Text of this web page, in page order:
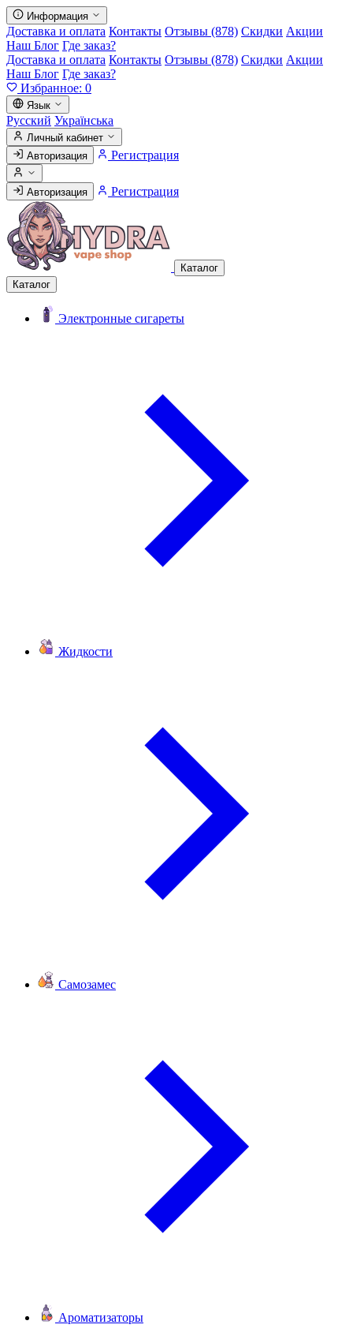
Информация
Доставка и оплата Контакты Отзывы (878) Скидки Акции
Наш Блог Где заказ?
Доставка и оплата Контакты Отзывы (878) Скидки Акции
Наш Блог Где заказ?
Избранное: 0
Язык
Русский Українська
Личный кабинет
Авторизация
Регистрация
Авторизация Регистрация
Каталог
Каталог
Электронные сигареты
Жидкости
Самозамес
Ароматизаторы